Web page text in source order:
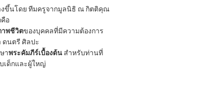
งขึ้นโดย ทีมครูจากมูลนิธิ ณ กิตติคุณ
อ
พชีวิตของบุคคลที่มีความต้องการ
ดนตรี ศิลปะ
าพระคัมภีร์เบื้องต้น สำหรับท่านที่
เด็กและผู้ใหญ่